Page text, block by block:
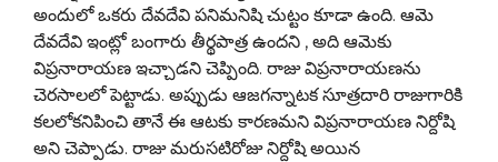
అందులో ఒకరు దేవదేవి పనిమనిషి చుట్టం కూడా ఉంది. ఆమె
దేవదేవి ఇంట్లో బంగారు తీర్థపాత్ర ఉందని , అది ఆమెకు
విప్రనారాయణ ఇచ్చాడని చెప్పింది. రాజు విప్రనారాయణను
చెరసాలలో పెట్టాడు. అప్పుడు ఆజగన్నాటక సూత్రదారి రాజుగారికి
కలలోకనిపించి తానే ఈ ఆటకు కారణమని విప్రనారాయణ నిర్దోషి
అని చెప్పాడు. రాజు మరుసటిరోజు నిర్దోషి అయిన